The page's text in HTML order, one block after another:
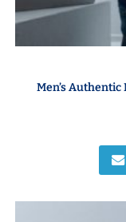
Men’s